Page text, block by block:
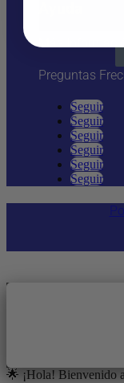
Preguntas
Seguir
Seguir
Seguir
Seguir
Seguir
Seguir
🌟 ¡Hola! Bienvenido